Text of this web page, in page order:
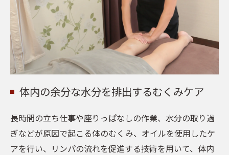
体内の余分な水分を排出するむくみケア
長時間の立ち仕事や座りっぱなしの作業、水分の取り過
ぎなどが原因で起こる体のむくみ、オイルを使用したケ
アを行い、リンパの流れを促進する技術を用いて、体内